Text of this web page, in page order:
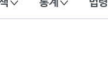
집입니다.